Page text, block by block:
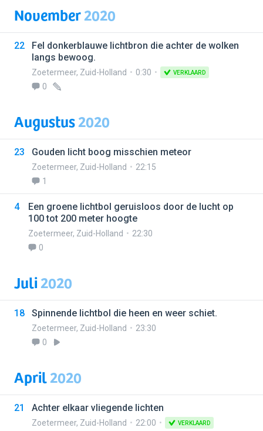
November2020
22
Fel donkerblauwe lichtbron die achter de wolken
langs bewoog.
Zoetermeer, Zuid-Holland 0:30 VERKLAARD
0
Augustus2020
23 Gouden licht boog misschien meteor
Zoetermeer, Zuid-Holland
22:15
1
4
Een groene lichtbol geruisloos door de lucht op
100 tot 200 meter hoogte
Zoetermeer, Zuid-Holland
22:30
0
Juli2020
18 Spinnende lichtbol die heen en weer schiet.
Zoetermeer, Zuid-Holland
23:30
0
April2020
21 Achter elkaar vliegende lichten
Zoetermeer, Zuid-Holland 22:00 VERKLAARD